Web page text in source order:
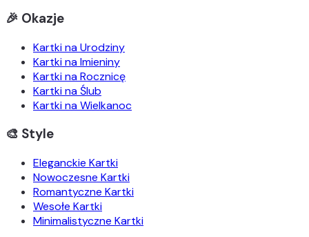
🎉 Okazje
Kartki na Urodziny
Kartki na Imieniny
Kartki na Rocznicę
Kartki na Ślub
Kartki na Wielkanoc
🎨 Style
Eleganckie Kartki
Nowoczesne Kartki
Romantyczne Kartki
Wesołe Kartki
Minimalistyczne Kartki